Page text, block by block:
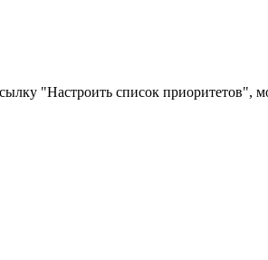
"Настроить список приоритетов",